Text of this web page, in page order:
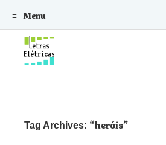
Menu
Skip to content
Tag Archives: heróis